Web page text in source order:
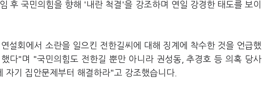
후 국민의힘을 향해 '내란 척결'을 강조하며 연일 강경한 태도를 보이
설회에서 소란을 일으킨 전한길씨에 대해 징계에 착수한 것을 언급했
다"며 "국민의힘도 전한길 뿐만 아니라 권성동, 추경호 등 의혹 당사
기 집안문제부터 해결하라"고 강조했습니다.